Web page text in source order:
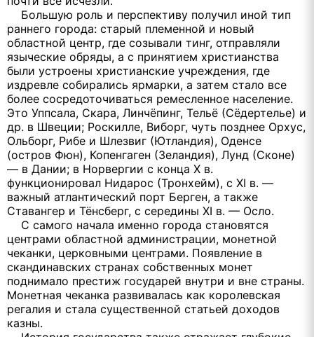
Большую роль и перспективу получил иной тип
раннего города: старый племенной и новый
областной центр, где созывали тинг, отправляли
языческие обряды, а с принятием христианства
были устроены христианские учреждения, где
издревле собирались ярмарки, а затем стало все
более сосредоточиваться ремесленное население.
Это Уппсала, Скара, Линчёпинг, Тельё (Сёдертелье) и
др. в Швеции; Роскилле, Виборг, чуть позднее Орхус,
Ольборг, Рибе и Шлезвиг (Ютландия), Оденсе
(остров Фюн), Копенгаген (Зеландия), Лунд (Сконе)
— в Дании; в Норвергии с конца Х в.
функционировал Нидарос (Тронхейм), с XI в. —
важный атлантический порт Берген, а также
Ставангер и Тёнсберг, с середины XI в. — Осло.
С самого начала именно города становятся
центрами областной администрации, монетной
чеканки, церковными центрами. Появление в
скандинавских странах собственных монет
поднимало престиж государей внутри и вне страны.
Монетная чеканка развивалась как королевская
регалия и стала существенной статьей доходов
казны.